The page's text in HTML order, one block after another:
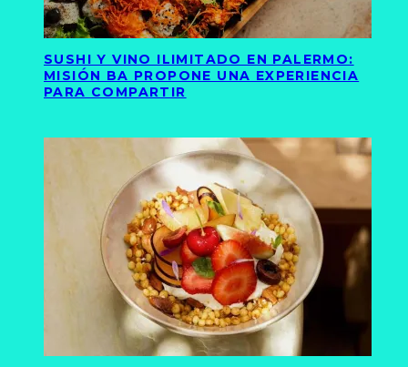
SUSHI Y VINO ILIMITADO EN PALERMO:
MISIÓN BA PROPONE UNA EXPERIENCIA
PARA COMPARTIR